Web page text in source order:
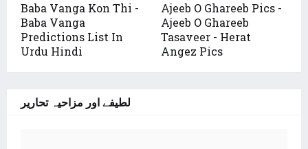
Baba Vanga Kon Thi -
Baba Vanga
Predictions List In
Urdu Hindi
Ajeeb O Ghareeb Pics -
Ajeeb O Ghareeb
Tasaveer - Herat
Angez Pics
لطیفے اور مزاحیہ تحاریر